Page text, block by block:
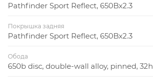
Pathfinder Sport Reflect, 650Bx2.3
Покрышка задняя
Pathfinder Sport Reflect, 650Bx2.3
Обода
650b disc, double-wall alloy, pinned, 32h